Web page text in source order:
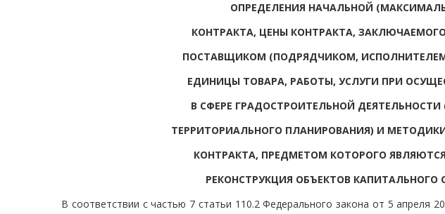
ОПРЕДЕЛЕНИЯ НАЧАЛЬНОЙ
КОНТРАКТА, ЦЕНЫ КОНТРАКТА,
ПОСТАВЩИКОМ (ПОДРЯДЧИКОМ,
ЕДИНИЦЫ ТОВАРА, РАБОТЫ, УСЛУГИ ПРИ
В СФЕРЕ ГРАДОСТРОИТЕЛЬНОЙ
ТЕРРИТОРИАЛЬНОГО ПЛАНИРОВАНИЯ) И
КОНТРАКТА, ПРЕДМЕТОМ КОТОРОГО
РЕКОНСТРУКЦИЯ ОБЪЕКТОВ КАПИТАЛЬНОГО
В соответствии с частью 7 статьи 110.2 Федерального закона от 5 апреля